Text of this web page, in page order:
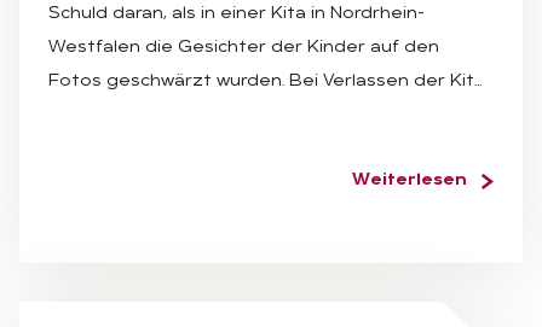
Schuld daran, als in einer Kita in Nordrhein-
Westfalen die Gesichter der Kinder auf den
Fotos geschwärzt wurden. Bei Verlassen der Kit…
Weiterlesen